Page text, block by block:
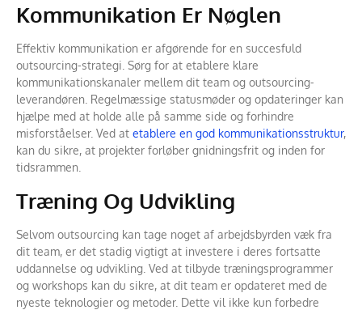
Kommunikation Er Nøglen
Effektiv kommunikation er afgørende for en succesfuld
outsourcing-strategi. Sørg for at etablere klare
kommunikationskanaler mellem dit team og outsourcing-
leverandøren. Regelmæssige statusmøder og opdateringer kan
hjælpe med at holde alle på samme side og forhindre
misforståelser. Ved at etablere en god kommunikationsstruktur,
kan du sikre, at projekter forløber gnidningsfrit og inden for
tidsrammen.
Træning Og Udvikling
Selvom outsourcing kan tage noget af arbejdsbyrden væk fra
dit team, er det stadig vigtigt at investere i deres fortsatte
uddannelse og udvikling. Ved at tilbyde træningsprogrammer
og workshops kan du sikre, at dit team er opdateret med de
nyeste teknologier og metoder. Dette vil ikke kun forbedre